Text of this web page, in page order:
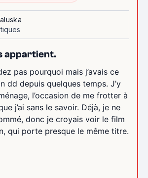
appartient.
pas pourquoi mais j’avais ce
dd depuis quelques temps. J’y
l’occasion de me frotter à
j’ai sans le savoir. Déjà, je ne
donc je croyais voir le film
qui porte presque le même titre.